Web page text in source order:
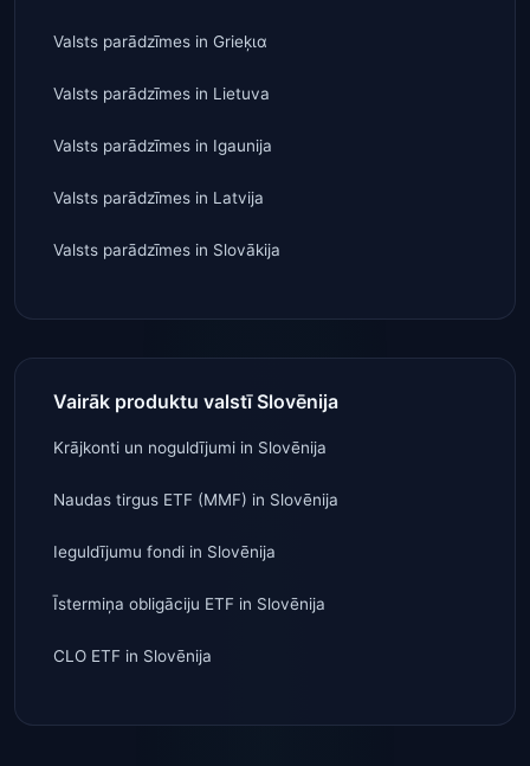
Valsts parādzīmes in Grieķια
Valsts parādzīmes in Lietuva
Valsts parādzīmes in Igaunija
Valsts parādzīmes in Latvija
Valsts parādzīmes in Slovākija
Vairāk produktu valstī Slovēnija
Krājkonti un noguldījumi in Slovēnija
Naudas tirgus ETF (MMF) in Slovēnija
Ieguldījumu fondi in Slovēnija
Īstermiņa obligāciju ETF in Slovēnija
CLO ETF in Slovēnija